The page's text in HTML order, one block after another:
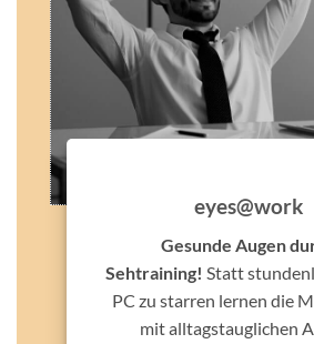
eyes@work
Gesunde Augen
Sehtraining! Statt
PC zu starren lernen die
mit alltagstauglichen